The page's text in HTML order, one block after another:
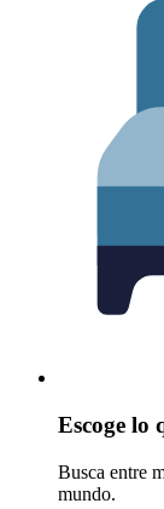
Escoge lo
Busca entre
mundo.